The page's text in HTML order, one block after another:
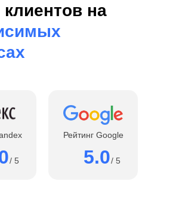
на
/ 5
Рейтинг Google
5.0/ 5